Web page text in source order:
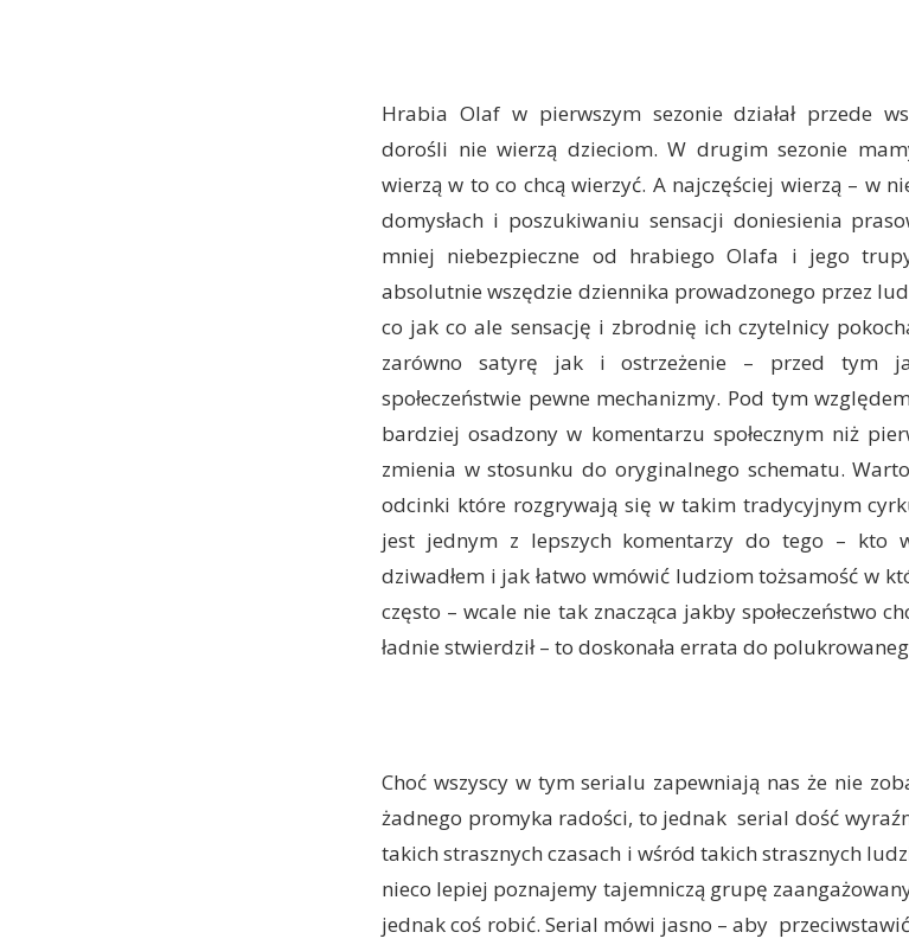
Hrabia Olaf w pierwszym sezonie działał przede
dorośli nie wierzą dzieciom. W drugim sezonie
wierzą w to co chcą wierzyć. A najczęściej wierzą – w
domysłach i poszukiwaniu sensacji doniesienia
mniej niebezpieczne od hrabiego Olafa i jego
absolutnie wszędzie dziennika prowadzonego przez
co jak co ale sensację i zbrodnię ich czytelnicy
zarówno satyrę jak i ostrzeżenie – przed tym
społeczeństwie pewne mechanizmy. Pod tym
bardziej osadzony w komentarzu społecznym niż
zmienia w stosunku do oryginalnego schematu.
odcinki które rozgrywają się w takim tradycyjnym
jest jednym z lepszych komentarzy do tego – kto
dziwadłem i jak łatwo wmówić ludziom tożsamość w
często – wcale nie tak znacząca jakby społeczeństwo
ładnie stwierdził – to doskonała errata do
Choć wszyscy w tym serialu zapewniają nas że nie
żadnego promyka radości, to jednak serial dość
takich strasznych czasach i wśród takich strasznych
nieco lepiej poznajemy tajemniczą grupę
jednak coś robić. Serial mówi jasno – aby